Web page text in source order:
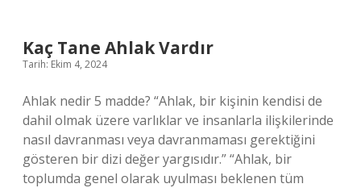
Kaç Tane Ahlak Vardır
Tarih: Ekim 4, 2024
Ahlak nedir 5 madde? “Ahlak, bir kişinin kendisi de
dahil olmak üzere varlıklar ve insanlarla ilişkilerinde
nasıl davranması veya davranmaması gerektiğini
gösteren bir dizi değer yargısıdır.” “Ahlak, bir
toplumda genel olarak uyulması beklenen tüm